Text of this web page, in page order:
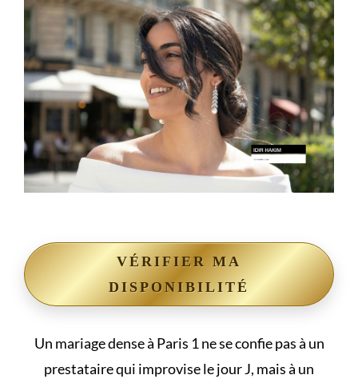
VÉRIFIER MA
DISPONIBILITÉ
Un mariage dense à Paris 1 ne se confie pas à un
prestataire qui improvise le jour J, mais à un